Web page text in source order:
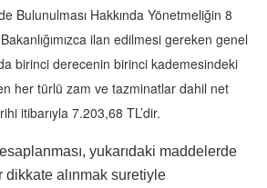
Bulunulması Hakkında Yönetmeliğin 8
ilan edilmesi gereken genel
birinci derecenin birinci kademesindeki
her türlü zam ve tazminatlar dahil net
itibarıyla 7.203,68 TL’dir.
yukarıdaki maddelerde
dikkate alınmak suretiyle